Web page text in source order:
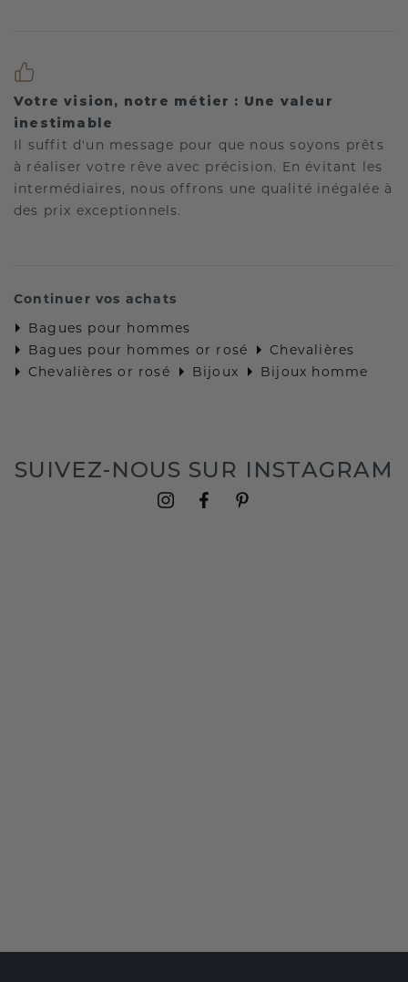
Votre vision, notre métier : Une valeur
inestimable
Il suffit d'un message pour que nous soyons prêts
à réaliser votre rêve avec précision. En évitant les
intermédiaires, nous offrons une qualité inégalée à
des prix exceptionnels.
Continuer vos achats
Bagues pour hommes
Bagues pour hommes or rosé
Chevalières
Chevalières or rosé
Bijoux Bijoux homme
SUIVEZ-NOUS SUR INSTAGRAM